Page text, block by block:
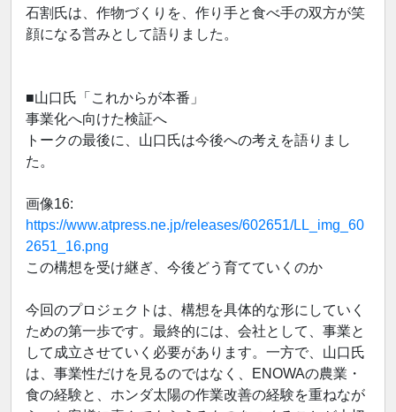
石割氏は、作物づくりを、作り手と食べ手の双方が笑
顔になる営みとして語りました。
■山口氏「これからが本番」
事業化へ向けた検証へ
トークの最後に、山口氏は今後への考えを語りまし
た。
画像16:
https://www.atpress.ne.jp/releases/602651/LL_img_60
2651_16.png
この構想を受け継ぎ、今後どう育てていくのか
今回のプロジェクトは、構想を具体的な形にしていく
ための第一歩です。最終的には、会社として、事業と
して成立させていく必要があります。一方で、山口氏
は、事業性だけを見るのではなく、ENOWAの農業・
食の経験と、ホンダ太陽の作業改善の経験を重ねなが